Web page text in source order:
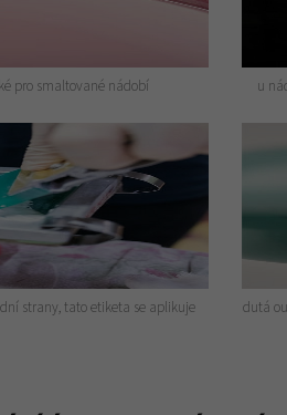
pro smaltované nádobí
u
strany, tato etiketa se aplikuje
dutá